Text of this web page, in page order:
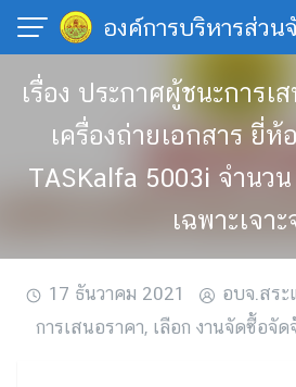
Skip
content
องค์การบริหารส่วน
เรื่อง ประกาศผู้ชนะการเ
เครื่องถ่ายเอกสาร ยี่ห้
TASKalfa 5003i จำนว
เฉพาะเจาะ
17 ธันวาคม 2021 อบจ.สระ
การเสนอราคา, เลือก งานจัดซื้อจัด